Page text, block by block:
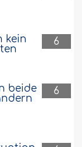
6
kein
6
beide